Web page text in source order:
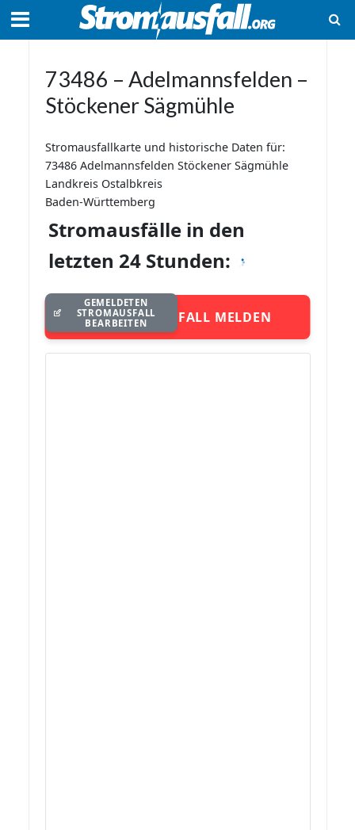
73486 – Adelmannsfelden –
Stöckener Sägmühle
Stromausfallkarte und historische Daten für:
73486 Adelmannsfelden Stöckener Sägmühle
Landkreis Ostalbkreis
Baden-Württemberg
Stromausfälle in den
letzten 24 Stunden:
STROMAUSFALL MELDEN
GEMELDETEN
STROMAUSFALL
BEARBEITEN